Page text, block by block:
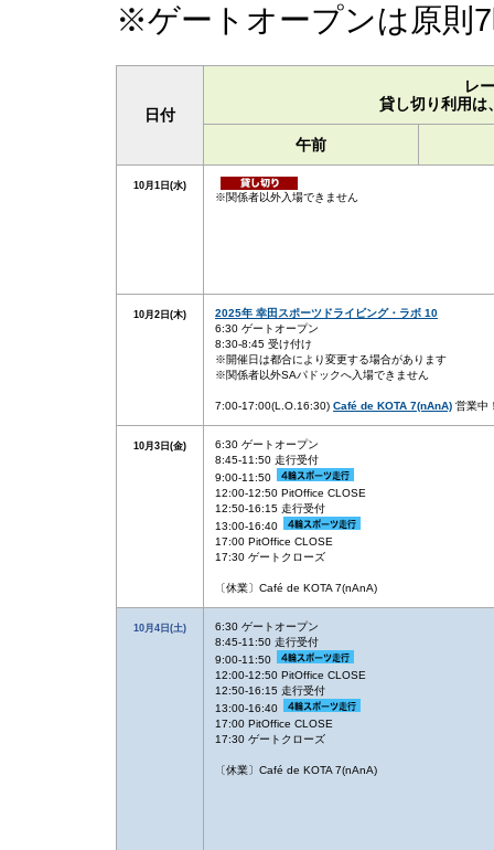
※ゲートオープンは原則
日付
レ
貸し切り利用は
午前
10月1日(水)
※関係者以外入場できません
10月2日(木)
2025年 幸田スポーツドライビング・ラボ 10
6:30 ゲートオープン
8:30-8:45 受け付け
※開催日は都合により変更する場合があります
※関係者以外SAパドックへ入場できません
7:00-17:00(L.O.16:30) Café de KOTA 7(nAnA) 営業中
10月3日(金)
6:30 ゲートオープン
8:45-11:50 走行受付
9:00-11:50
12:00-12:50 PitOffice CLOSE
12:50-16:15 走行受付
13:00-16:40
17:00 PitOffice CLOSE
17:30 ゲートクローズ
〔休業〕Café de KOTA 7(nAnA)
10月4日(土)
6:30 ゲートオープン
8:45-11:50 走行受付
9:00-11:50
12:00-12:50 PitOffice CLOSE
12:50-16:15 走行受付
13:00-16:40
17:00 PitOffice CLOSE
17:30 ゲートクローズ
〔休業〕Café de KOTA 7(nAnA)